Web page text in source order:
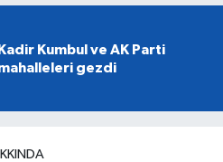
Kadir Kumbul ve AK Parti
gezdi